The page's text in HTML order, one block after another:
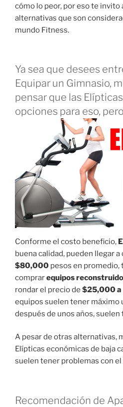
cómo lo peor, por eso te invito
alternativas que son
mundo Fitness.
Ya sea que desees
Equipar un Gimnasio,
pensar que las
opciones para eso,
Conforme el costo beneficio,
buena calidad, pueden llegar a
$80,000 pesos en promedio,
comprarequipos
rondar el precio de $25,000
equipos suelen tener máximo
después de unos años, suelen
A pesar de otras alternativas,
Elípticas económicas de baja
suelen tener problemas con
Recomendación de